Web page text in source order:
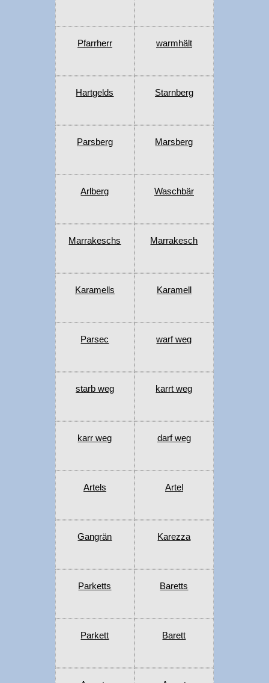
Pfarrherr warmhält
Hartgelds Starnberg
Parsberg Marsberg
Arlberg Waschbär
Marrakeschs Marrakesch
Karamells Karamell
Parsec warf weg
starb weg karrt weg
karr weg darf weg
Artels Artel
Gangrän Karezza
Parketts Baretts
Parkett Barett